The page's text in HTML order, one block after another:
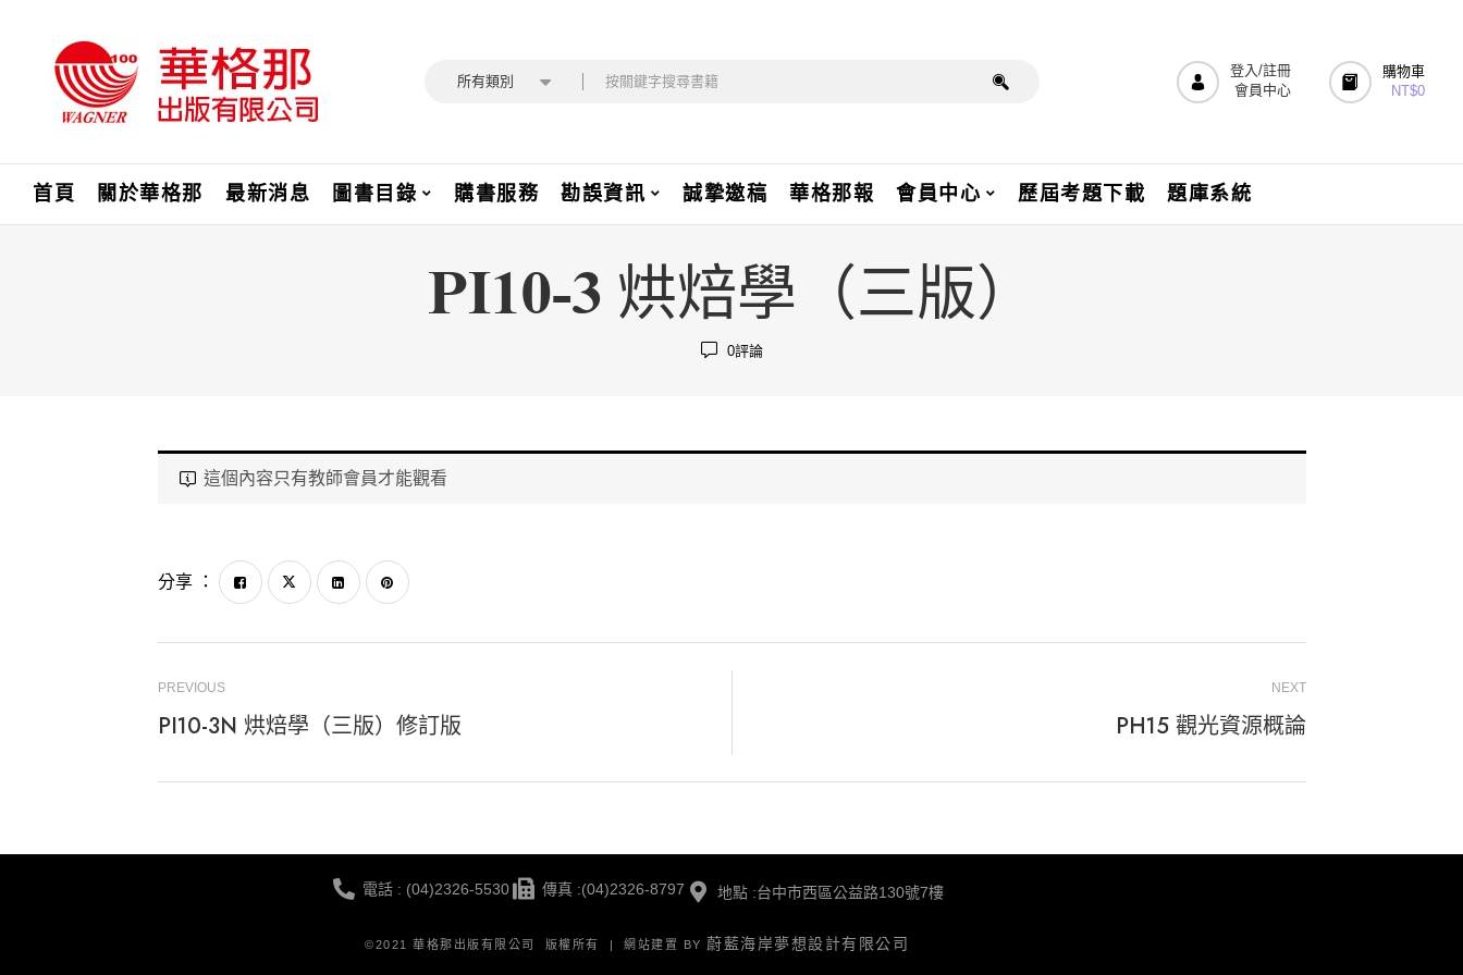
所有類別
登入/註冊
會員中心
購物車
NT$0
首頁 關於華格那 最新消息 圖書目錄 購書服務 勘誤資訊 誠摯邀稿 華格那報 會員中心 歷屆考題下載 題庫系統
PI10-3 烘焙學（三版）
0評論
這個內容只有教師會員才能觀看
分享 ：
PREVIOUS
PI10-3N 烘焙學（三版）修訂版
NEXT
PH15 觀光資源概論
電話 : (04)2326-5530 傳真 :(04)2326-8797 地點 :台中市西區公益路130號7樓
©2021 華格那出版有限公司 版權所有 | 網站建置 BY 蔚藍海岸夢想設計有限公司